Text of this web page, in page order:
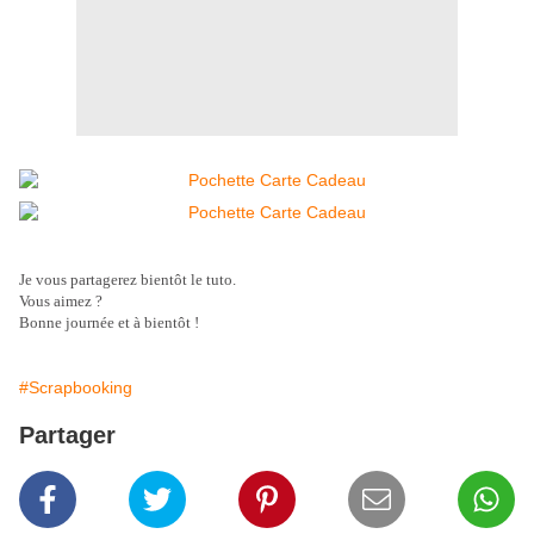
Je vous partagerez bientôt le tuto.
Vous aimez ?
Bonne journée et à bientôt !
#Scrapbooking
Partager